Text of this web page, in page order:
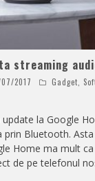
streaming
2017 Gadget,
la Google
Bluetooth.
Home ma mult
de pe telefonul